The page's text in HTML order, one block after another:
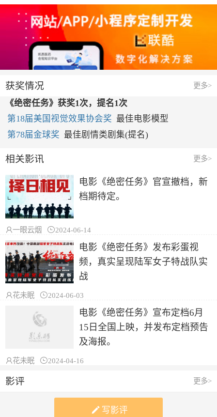
更多>
获奖情况
《绝密任务》获奖1次，提名1次
第18届美国视觉效果协会奖 最佳电影模型
第78届金球奖 最佳剧情类剧集(提名)
更多>
相关影讯
电影《绝密任务》官宣撤档，新
档期待定。
一眼云烟 2024-06-14
电影《绝密任务》发布彩蛋视
频，真实呈现陆军女子特战队实
战
花未眠 2024-06-03
电影《绝密任务》宣布定档6月
15日全国上映，并发布定档预告
及海报。
花未眠 2024-04-16
更多>
影评
 写影评